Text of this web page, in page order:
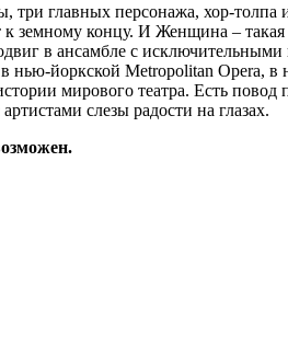
три главных персонажа, хор-
концу. И Женщина – такая
в ансамбле с исключительными
нью-йоркской Metropolitan
мирового театра. Есть
слезы радости на глазах.